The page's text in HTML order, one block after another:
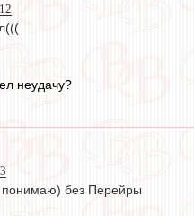
неудачу?
без Перейры